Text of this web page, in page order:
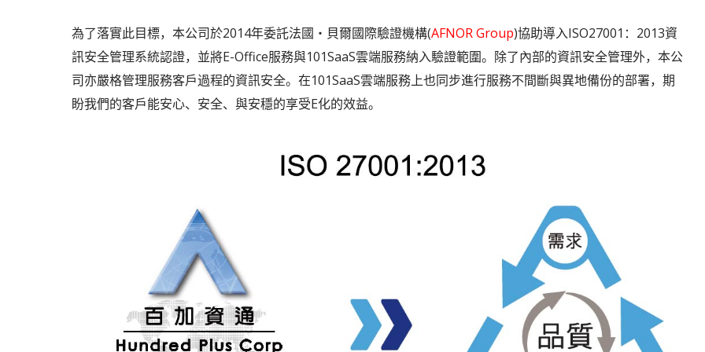
為了落實此目標，本公司於2014年委託法國‧貝爾國際驗證機構(AFNOR Group)協助導入ISO27001：2013資
訊安全管理系統認證，並將E-Office服務與101SaaS雲端服務納入驗證範圍。除了內部的資訊安全管理外，本公
司亦嚴格管理服務客戶過程的資訊安全。在101SaaS雲端服務上也同步進行服務不間斷與異地備份的部署，期
盼我們的客戶能安心、安全、與安穩的享受E化的效益。